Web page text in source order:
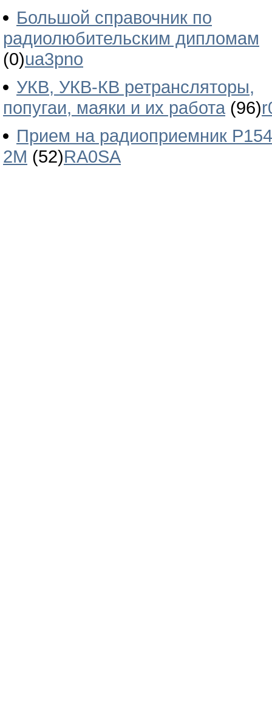
Большой справочник по
радиолюбительским дипломам
(0)ua3pno
УКВ, УКВ-КВ ретрансляторы,
попугаи, маяки и их работа (96)
Прием на радиоприемник
2М (52)RA0SA